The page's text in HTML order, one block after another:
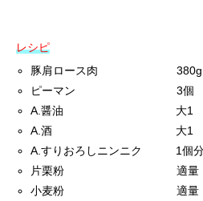
レシピ
豚肩ロース肉 380g
ピーマン 3個
A.醤油 大1
A.酒 大1
A.すりおろしニンニク 1個
片栗粉 適量
小麦粉 適量